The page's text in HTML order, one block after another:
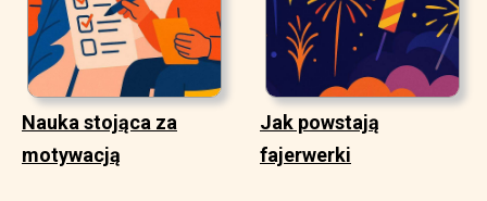
Nauka stojąca za
motywacją
Jak powstają
fajerwerki